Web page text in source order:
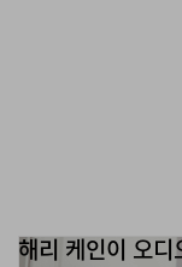
해리 케인이 오